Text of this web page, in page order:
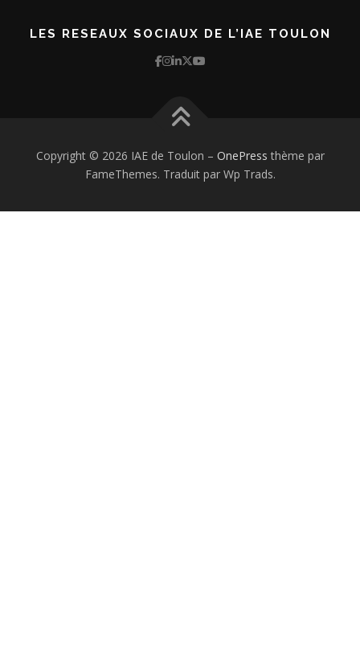
LES RESEAUX SOCIAUX DE L’IAE TOULON
Copyright © 2026 IAE de Toulon – OnePress thème par
FameThemes. Traduit par Wp Trads.